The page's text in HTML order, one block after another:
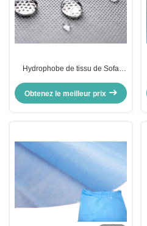
Hydrophobe de tissu de Sofa
stratifié/enduisant non le textile
tissé
Obtenez le meilleur prix